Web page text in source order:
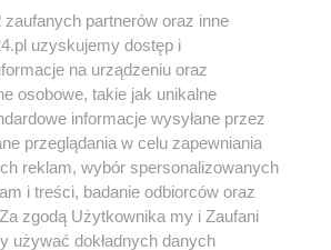
Instagram Youtube
partnerów oraz inne
uzyskujemy dostęp i
na urządzeniu oraz
osobowe, takie jak unikalne
informacje wysyłane przez
przeglądania w celu zapewniania
reklam, wybór spersonalizowanych
i treści, badanie odbiorców oraz
zgodą Użytkownika my i Zaufani
używać dokładnych danych